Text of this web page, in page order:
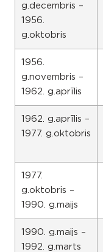
g.decembris –
1956.
g.oktobris
1956.
g.novembris –
1962. g.aprīlis
1962. g.aprīlis –
1977. g.oktobris
1977.
g.oktobris –
1990. g.maijs
1990. g.maijs –
1992. g.marts